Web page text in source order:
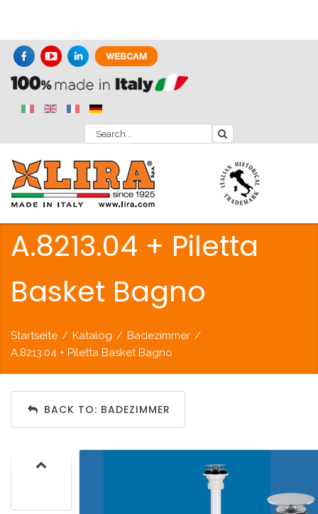
A.8213.04 + Piletta
Basket Bagno
Startseite / Katalog / Badezimmer /
A.8213.04 + Piletta Basket Bagno
BACK TO: BADEZIMMER